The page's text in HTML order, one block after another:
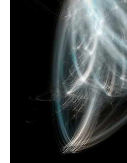
입주가 몇개의 커다란 이동이라..